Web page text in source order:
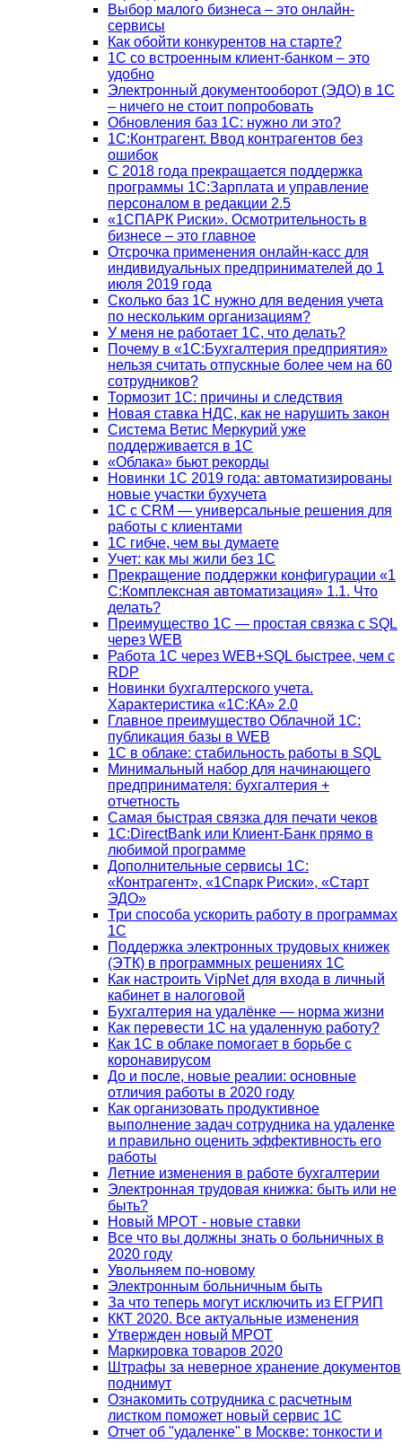
Выбор малого бизнеса – это онлайн-
сервисы
Как обойти конкурентов на старте?
1C со встроенным клиент-банком – это
удобно
Электронный документооборот (ЭДО) в 1С
– ничего не стоит попробовать
Обновления баз 1С: нужно ли это?
1С:Контрагент. Ввод контрагентов без
ошибок
С 2018 года прекращается поддержка
программы 1С:Зарплата и управление
персоналом в редакции 2.5
«1СПАРК Риски». Осмотрительность в
бизнесе – это главное
Отсрочка применения онлайн-касс для
индивидуальных предпринимателей до 1
июля 2019 года
Сколько баз 1C нужно для ведения учета
по нескольким организациям?
У меня не работает 1С, что делать?
Почему в «1С:Бухгалтерия предприятия»
нельзя считать отпускные более чем на 60
сотрудников?
Тормозит 1C: причины и следствия
Новая ставка НДС, как не нарушить закон
Система Ветис Меркурий уже
поддерживается в 1С
«Облака» бьют рекорды
Новинки 1С 2019 года: автоматизированы
новые участки бухучета
1С с CRM — универсальные решения для
работы с клиентами
1С гибче, чем вы думаете
Учет: как мы жили без 1С
Прекращение поддержки конфигурации «1
С:Комплексная автоматизация» 1.1. Что
делать?
Преимущество 1С — простая связка с SQL
через WEB
Работа 1С через WEB+SQL быстрее, чем с
RDP
Новинки бухгалтерского учета.
Характеристика «1С:КА» 2.0
Главное преимущество Облачной 1С:
публикация базы в WEB
1С в облаке: стабильность работы в SQL
Минимальный набор для начинающего
предпринимателя: бухгалтерия +
отчетность
Самая быстрая связка для печати чеков
1С:DirectBank или Клиент-Банк прямо в
любимой программе
Дополнительные сервисы 1С:
«Контрагент», «1Спарк Риски», «Старт
ЭДО»
Три способа ускорить работу в программах
1С
Поддержка электронных трудовых книжек
(ЭТК) в программных решениях 1С
Как настроить VipNet для входа в личный
кабинет в налоговой
Бухгалтерия на удалёнке — норма жизни
Как перевести 1С на удаленную работу?
Как 1С в облаке помогает в борьбе с
коронавирусом
До и после, новые реалии: основные
отличия работы в 2020 году
Как организовать продуктивное
выполнение задач сотрудника на удаленке
и правильно оценить эффективность его
работы
Летние изменения в работе бухгалтерии
Электронная трудовая книжка: быть или не
быть?
Новый МРОТ - новые ставки
Все что вы должны знать о больничных в
2020 году
Увольняем по-новому
Электронным больничным быть
За что теперь могут исключить из ЕГРИП
ККТ 2020. Все актуальные изменения
Утвержден новый МРОТ
Маркировка товаров 2020
Штрафы за неверное хранение документов
поднимут
Ознакомить сотрудника с расчетным
листком поможет новый сервис 1С
Отчет об "удаленке" в Москве: тонкости и